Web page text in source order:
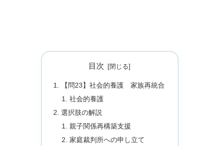
目次
【問23】社会的養護 家族再統合
社会的養護
選択肢の解説
親子関係再構築支援
家庭裁判所への申し立て